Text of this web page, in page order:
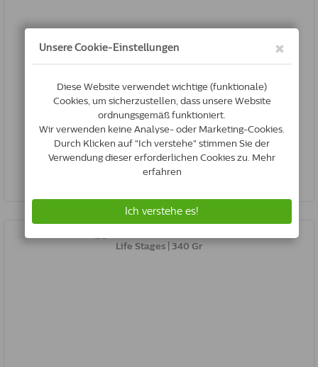
Acana Wild Prairie Cat All Life Stages | 1.8 Kg
0064992714574
Auf lager
€31.65
Jetzt kaufen